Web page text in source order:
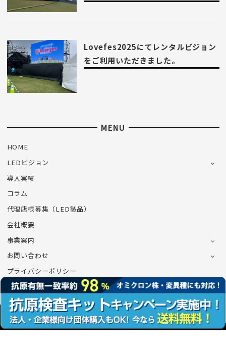
Lovefes2025にてレンタルビジョン
をご利用いただきました。
MENU
HOME
LEDビジョン
導入実績
コラム
代理店様募集（LED製品）
会社概要
事業案内
お問い合わせ
プライバシーポリシー
©CONNECT Co.,Ltd.All Rights Reserved.